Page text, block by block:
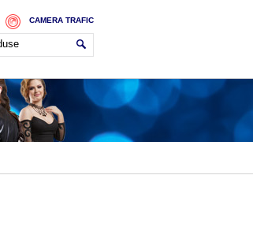
CAMERA TRAFIC